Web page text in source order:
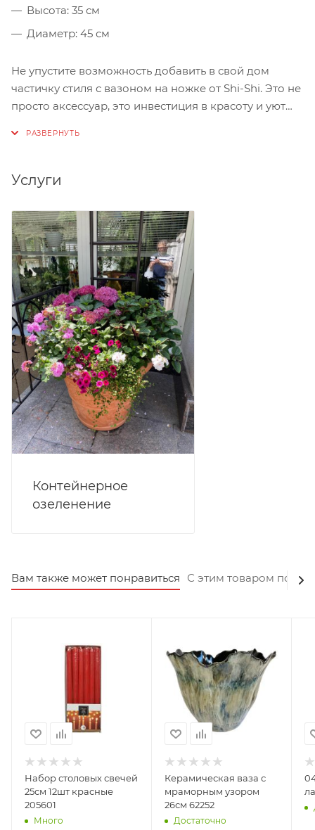
Высота: 35 см
Диаметр: 45 см
Не упустите возможность добавить в свой дом
частичку стиля с вазоном на ножке от Shi-Shi. Это не
просто аксессуар, это инвестиция в красоту и уют
Услуги
Контейнерное
озеленение
Вам также может понравиться С этим товаром
Набор столовых свечей
25см 12шт красные
205601
Много
Керамическая ваза с
мраморным узором
26см 62252
Достаточно